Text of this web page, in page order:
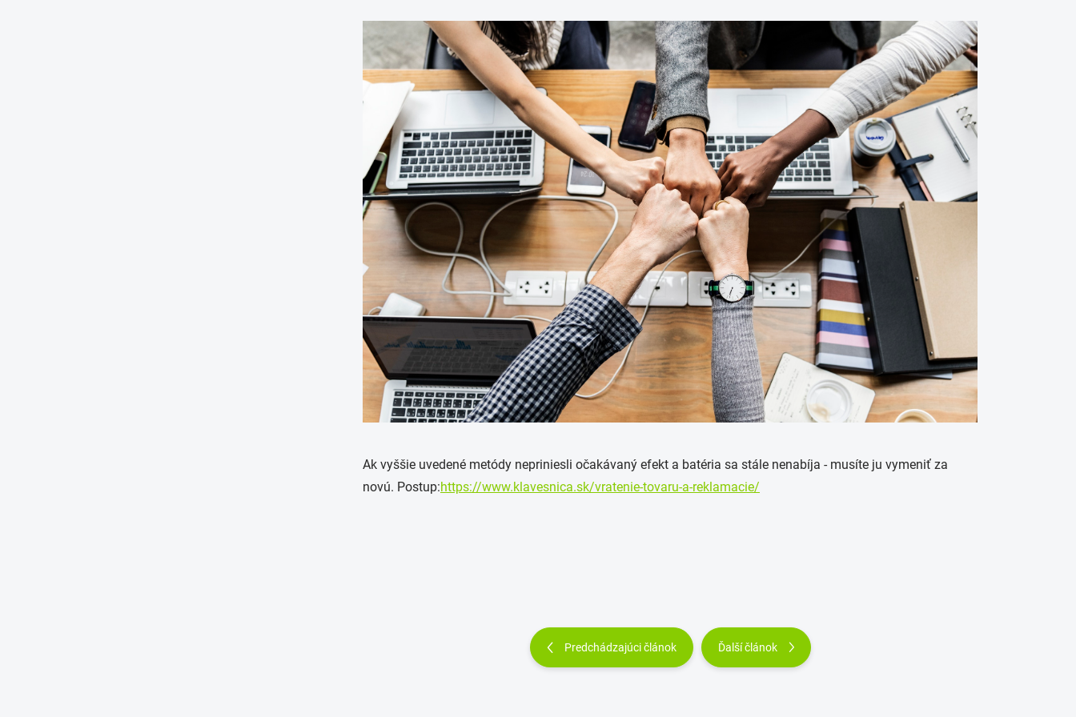
Ak vyššie uvedené metódy nepriniesli očakávaný efekt a batéria sa stále nenabíja - musíte ju vymeniť za
novú. Postup:https://www.klavesnica.sk/vratenie-tovaru-a-reklamacie/
Predchádzajúci článok Ďalší článok